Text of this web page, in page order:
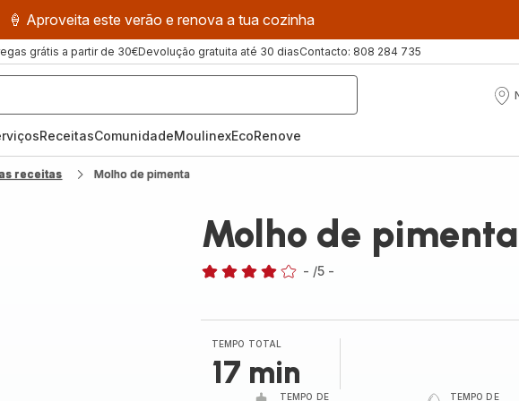
🍦 Aproveita este verão e renova a tua cozinha
grátis a partir de 30€Devolução gratuita até 30 diasContacto: 808 284 735
ReceitasComunidadeMoulinexEcoRenove
receitas Molho de pimenta
Molho de pimenta
quatro
estrelas
(média)
- /5 -
TEMPO TOTAL
17 min
TEMPO DE
TEMPO DE